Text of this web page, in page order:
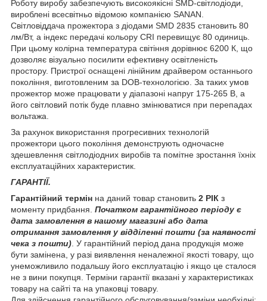
Роботу виробу забезпечують високоякісні SMD-світлодіоди,
вироблені всесвітньо відомою компанією SANAN.
Світловіддача прожектора з діодами SMD 2835 становить 80
лм/Вт, а індекс передачі кольору CRI перевищує 80 одиниць.
При цьому колірна температура світіння дорівнює 6200 К, що
дозволяє візуально посилити ефективну освітленість
простору. Пристрої оснащені лінійним драйвером останнього
покоління, виготовленим за DOB-технологією. За таких умов
прожектор може працювати у діапазоні напруг 175-265 В, а
його світловий потік буде плавно змінюватися при перепадах
вольтажа.
За рахунок використання прогресивних технологій
прожектори цього покоління демонструють одночасне
здешевлення світлодіодних виробів та помітне зростання їхніх
експлуатаційних характеристик.
ГАРАНТІЇ.
Гарантійний термін на даний товар становить 2 РIК з
моменту придбання. Початком гарантійного періоду є
дата замовлення в нашому магазині або дата
отримання замовлення у відділенні пошти (за наявності
чека з пошти) . У гарантійний період дана продукція може
бути замінена, у разі виявлення неналежної якості товару, що
унеможливило подальшу його експлуатацію і якщо це сталося
не з вини покупця. Терміни гарантії вказані у характеристиках
товару на сайті та на упаковці товару.